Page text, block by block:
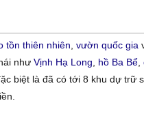
tồn thiên nhiên vườn quốc gia
như Vịnh Hạ Long hồ Ba Bể
biệt là đã có tới 8 khu dự trữ